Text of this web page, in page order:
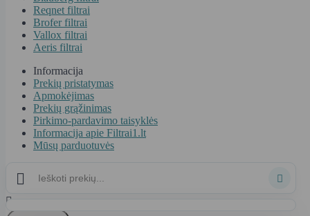
Reqnet filtrai
Brofer filtrai
Vallox filtrai
Aeris filtrai
Informacija
Prekių pristatymas
Apmokėjimas
Prekių grąžinimas
Pirkimo-pardavimo taisyklės
Informacija apie Filtrai1.lt
Mūsų parduotuvės


